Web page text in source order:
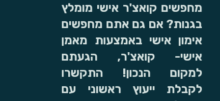
מחפשים קואצ'ר אישי מומלץ
בגנות? אם גם אתם מחפשים
אימון אישי באמצעות מאמן
אישי- קואצ'ר, הגעתם
למקום הנכון! התקשרו
לקבלת ייעוץ ראשוני עם